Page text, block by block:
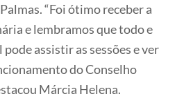
“Foi ótimo receber a
e lembramos que todo e
assistir as sessões e ver
do Conselho
Márcia Helena.